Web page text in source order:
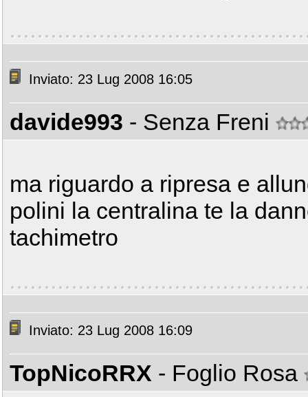
Inviato: 23 Lug 2008 16:05
davide993 - Senza Freni
ma riguardo a ripresa e
polini la centralina te la
tachimetro
Inviato: 23 Lug 2008 16:09
TopNicoRRX - Foglio Rosa